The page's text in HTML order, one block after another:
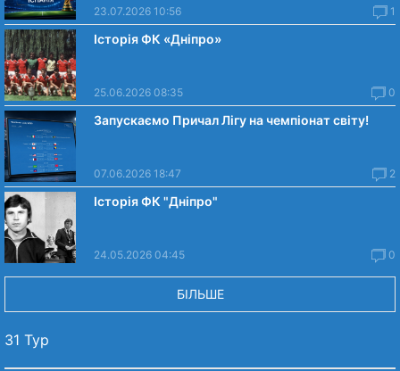
23.07.2026 10:56 1
Історія ФК «Дніпро»
25.06.2026 08:35 0
Запускаємо Причал Лігу на чемпіонат світу!
07.06.2026 18:47 2
Історія ФК "Дніпро"
24.05.2026 04:45 0
БІЛЬШЕ
31 Тур